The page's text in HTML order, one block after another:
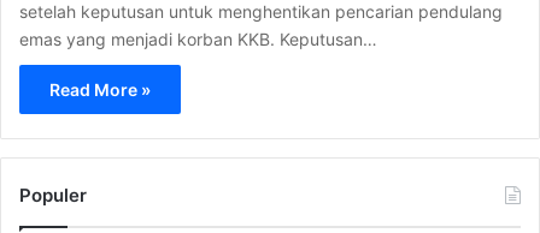
setelah keputusan untuk menghentikan pencarian pendulang
emas yang menjadi korban KKB. Keputusan…
Read More »
Populer